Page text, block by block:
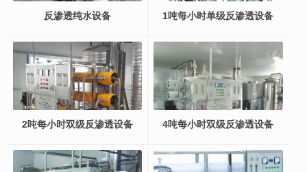
反渗透纯水设备 1吨每小时单级反渗透设备
2吨每小时双级反渗透设备 4吨每小时双级反渗透设备